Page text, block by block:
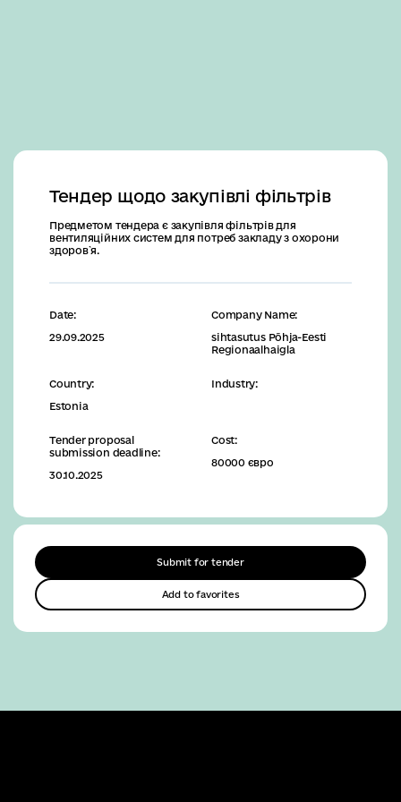
Тендер щодо закупівлі фільтрів
Предметом тендера є закупівля фільтрів для
вентиляційних систем для потреб закладу з охорони
здоров`я.
Date:
29.09.2025
Company Name:
sihtasutus Põhja-Eesti
Regionaalhaigla
Country:
Estonia
Industry:
Tender proposal
submission deadline:
30.10.2025
Cost:
80000 євро
Submit for tender
Add to favorites